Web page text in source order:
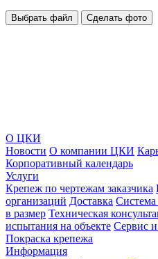
Выбрать файл Сделать фото
О ЦКИ
Новости О компании ЦКИ
Корпоративный календарь
Услуги
Крепеж по чертежам заказчика
организаций Доставка
в размер Техническая
испытания на объекте Сервис
Покраска крепежа
Информация